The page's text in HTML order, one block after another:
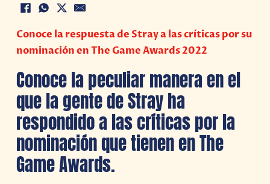
Conoce la respuesta de Stray a las críticas por su
nominación en The Game Awards 2022
Conoce la peculiar manera en el
que la gente de Stray ha
respondido a las críticas por la
nominación que tienen en The
Game Awards.